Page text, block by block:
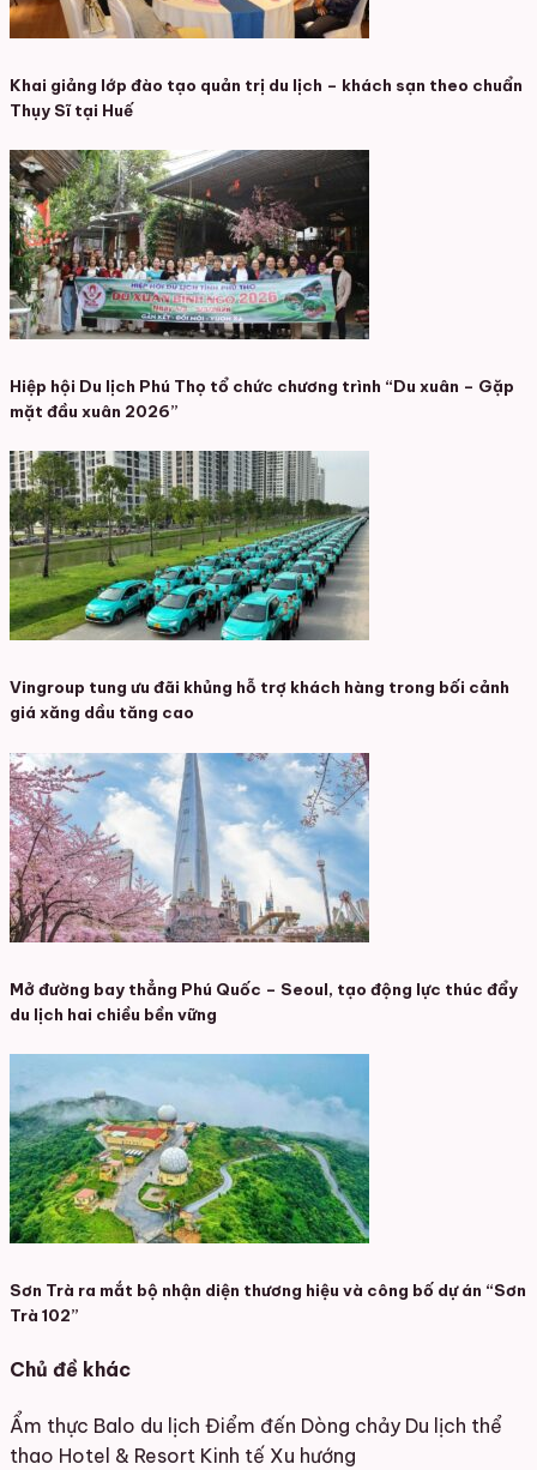
Khai giảng lớp đào tạo quản trị du lịch – khách sạn theo chuẩn
Thụy Sĩ tại Huế
Hiệp hội Du lịch Phú Thọ tổ chức chương trình “Du xuân – Gặp
mặt đầu xuân 2026”
Vingroup tung ưu đãi khủng hỗ trợ khách hàng trong bối cảnh
giá xăng dầu tăng cao
Mở đường bay thẳng Phú Quốc – Seoul, tạo động lực thúc đẩy
du lịch hai chiều bền vững
Sơn Trà ra mắt bộ nhận diện thương hiệu và công bố dự án “Sơn
Trà 102”
Chủ đề khác
Ẩm thực Balo du lịch Điểm đến Dòng chảy Du lịch thể
thao Hotel & Resort Kinh tế Xu hướng